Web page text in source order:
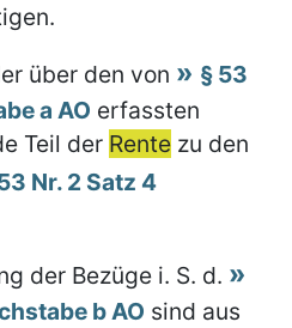
über den von
§ 53
a AO erfassten
Teil der Rente zu den
Nr. 2 Satz 4
der Bezüge i. S. d.
b AO sind aus